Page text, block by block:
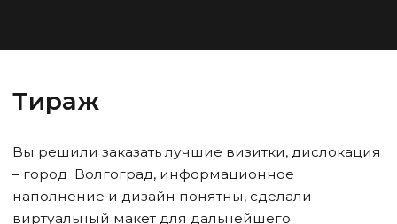
Тираж
Вы решили заказать лучшие визитки, дислокация
– город Волгоград, информационное
наполнение и дизайн понятны, сделали
виртуальный макет для дальнейшего